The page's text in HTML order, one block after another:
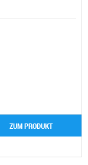
ZUM PRODUKT